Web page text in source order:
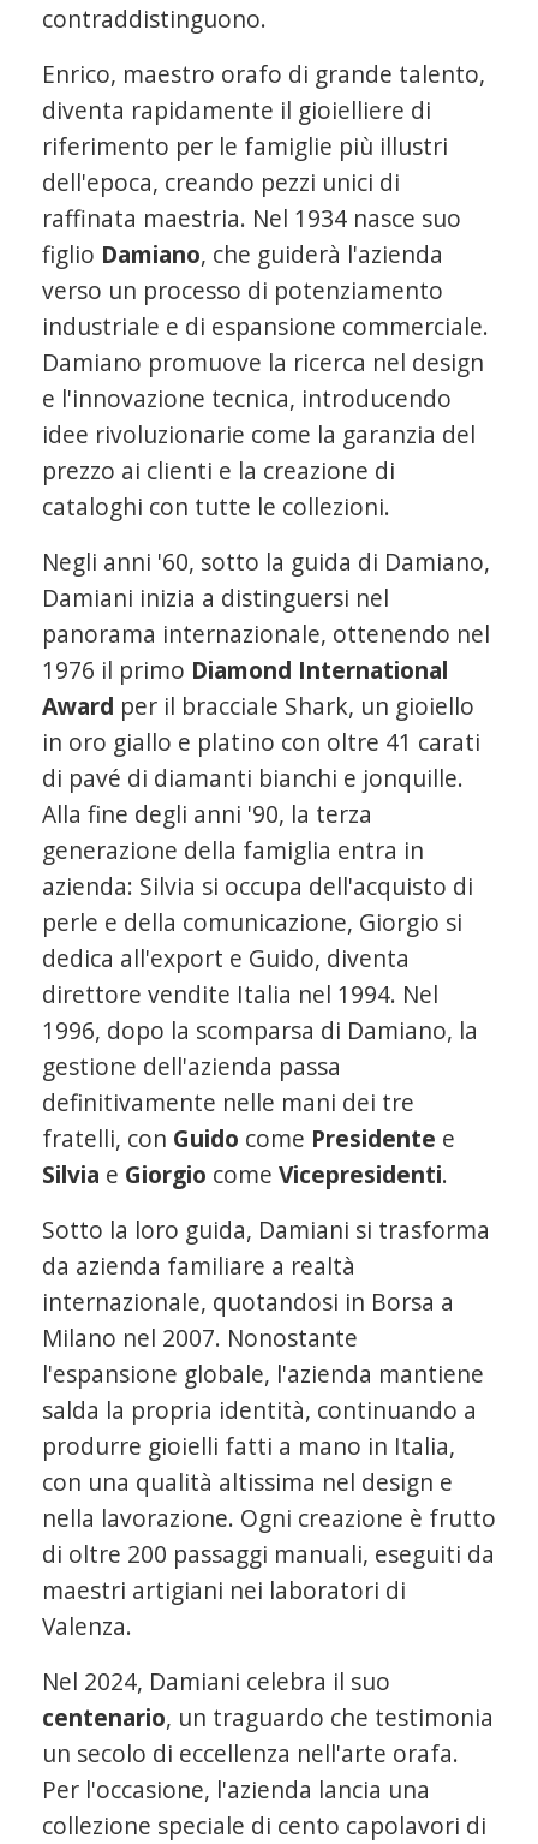
contraddistinguono.
Enrico, maestro orafo di grande talento,
diventa rapidamente il gioielliere di
riferimento per le famiglie più illustri
dell'epoca, creando pezzi unici di
raffinata maestria. Nel 1934 nasce suo
figlio Damiano, che guiderà l'azienda
verso un processo di potenziamento
industriale e di espansione commerciale.
Damiano promuove la ricerca nel design
e l'innovazione tecnica, introducendo
idee rivoluzionarie come la garanzia del
prezzo ai clienti e la creazione di
cataloghi con tutte le collezioni.
Negli anni '60, sotto la guida di Damiano,
Damiani inizia a distinguersi nel
panorama internazionale, ottenendo nel
1976 il primo Diamond International
Award per il bracciale Shark, un gioiello
in oro giallo e platino con oltre 41 carati
di pavé di diamanti bianchi e jonquille.
Alla fine degli anni '90, la terza
generazione della famiglia entra in
azienda: Silvia si occupa dell'acquisto di
perle e della comunicazione, Giorgio si
dedica all'export e Guido, diventa
direttore vendite Italia nel 1994. Nel
1996, dopo la scomparsa di Damiano, la
gestione dell'azienda passa
definitivamente nelle mani dei tre
fratelli, con Guido come Presidente e
Silvia e Giorgio come Vicepresidenti.
Sotto la loro guida, Damiani si trasforma
da azienda familiare a realtà
internazionale, quotandosi in Borsa a
Milano nel 2007. Nonostante
l'espansione globale, l'azienda mantiene
salda la propria identità, continuando a
produrre gioielli fatti a mano in Italia,
con una qualità altissima nel design e
nella lavorazione. Ogni creazione è frutto
di oltre 200 passaggi manuali, eseguiti da
maestri artigiani nei laboratori di
Valenza.
Nel 2024, Damiani celebra il suo
centenario, un traguardo che testimonia
un secolo di eccellenza nell'arte orafa.
Per l'occasione, l'azienda lancia una
collezione speciale di cento capolavori di